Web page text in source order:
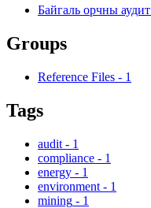
Байгаль орчны аудит
Groups
Reference Files - 1
Tags
audit - 1
compliance - 1
energy - 1
environment - 1
mining - 1